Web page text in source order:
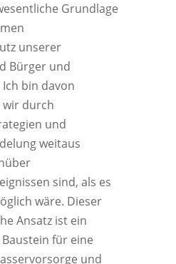
Grundlage
unserer
Bürger und
bin davon
wir durch
und
weitaus
sind, als es
wäre. Dieser
Ansatz ist ein
für eine
und